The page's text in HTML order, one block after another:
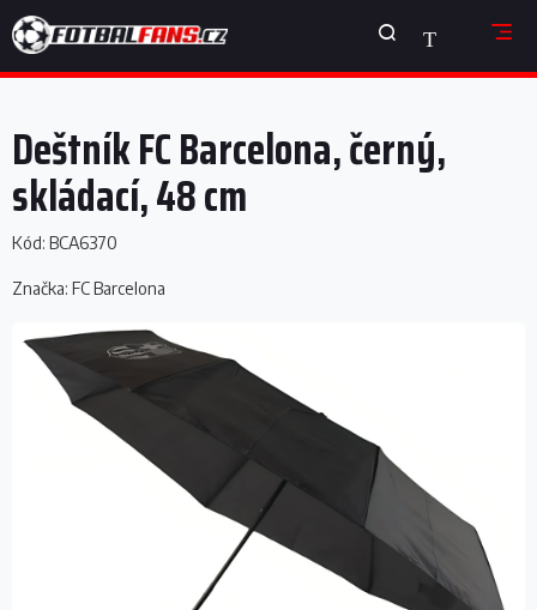
na
obsah
NÁKUPNÍ
KOŠÍK
Deštník FC Barcelona, černý,
skládací, 48 cm
Kód: BCA6370
Značka: FC Barcelona